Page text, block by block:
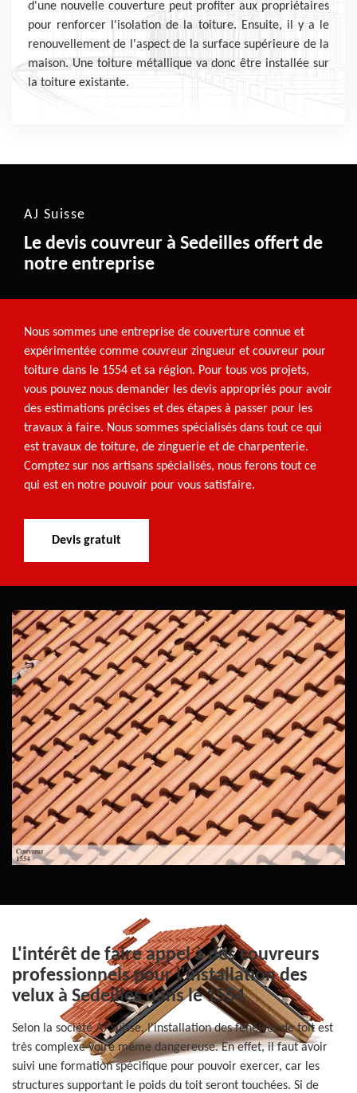
d'une nouvelle couverture peut profiter aux propriétaires
pour renforcer l'isolation de la toiture. Ensuite, il y a le
renouvellement de l'aspect de la surface supérieure de la
maison. Une toiture métallique va donc être installée sur
la toiture existante.
AJ Suisse
Le devis couvreur à Sedeilles offert de
notre entreprise
Nous sommes une entreprise de couverture connue et
expérimentée comme couvreur zingueur et couvreur pour
toiture dans le 1554 et sa région. Pour tous vos projets,
vous pouvez nous demander les devis appropriés pour avoir
des estimations précises et des étapes à passer pour les
travaux à faire. Nous sommes spécialisés dans tout ce qui
est travaux de toiture, de zinguerie et de charpenterie.
Comptez sur nos artisans spécialisés, nous ferons tout ce
qui est en notre pouvoir pour vous satisfaire.
Devis gratuit
L'intérêt de faire appel à des couvreurs
professionnels pour l'installation des
velux à Sedeilles dans le 1554
Selon la société AJ Suisse, l'installation des fenêtres de toit est
très complexe voire même dangereuse. En effet, il faut avoir
suivi une formation spécifique pour pouvoir exercer, car les
structures supportant le poids du toit seront touchées. Si de